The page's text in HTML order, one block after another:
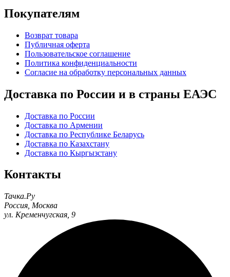
Покупателям
Возврат товара
Публичная оферта
Пользовательское соглашение
Политика конфиденциальности
Согласие на обработку персональных данных
Доставка по России и в страны ЕАЭС
Доставка по России
Доставка по Армении
Доставка по Республике Беларусь
Доставка по Казахстану
Доставка по Кыргызстану
Контакты
Тачка.Ру
Россия Москва
ул. Кременчугская, 9